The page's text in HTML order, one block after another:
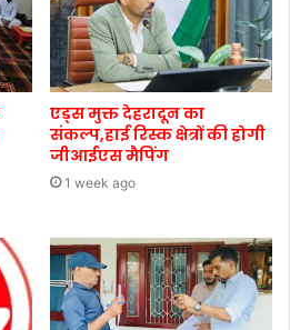
एड्स मुक्त देहरादून का
संकल्प,हाई रिस्क क्षेत्रों की होगी
जीआईएस मैपिंग
1 week ago